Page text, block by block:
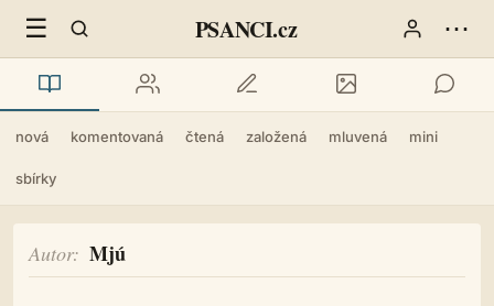
☰ PSANCI.cz ⋯
nová komentovaná čtená založená mluvená mini
sbírky
Autor Mjú